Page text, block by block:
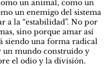
un animal, como un
un enemigo del sistema
a la “estabilidad”. No por
sino porque amar así
siendo una forma radical
un mundo construido y
el odio y la división.